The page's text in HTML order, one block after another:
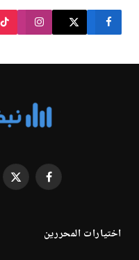
فيسبوك X
اختيارات المحررين